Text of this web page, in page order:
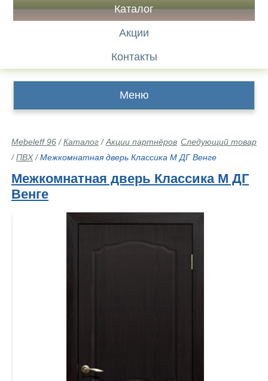
Каталог
Акции
Контакты
Меню
Следующий товар
Mebeleff 96 /Каталог /Акции партнёров
/ПВХ/Межкомнатная дверь Классика М ДГ Венге
Межкомнатная дверь Классика М ДГ
Венге